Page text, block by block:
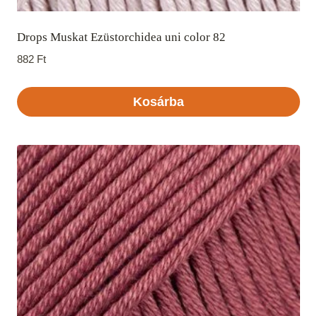
Drops Muskat Ezüstorchidea uni color 82
882 Ft
Kosárba